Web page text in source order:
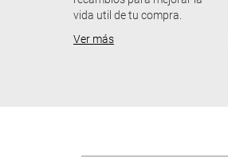
vida util de tu compra.
Ver más